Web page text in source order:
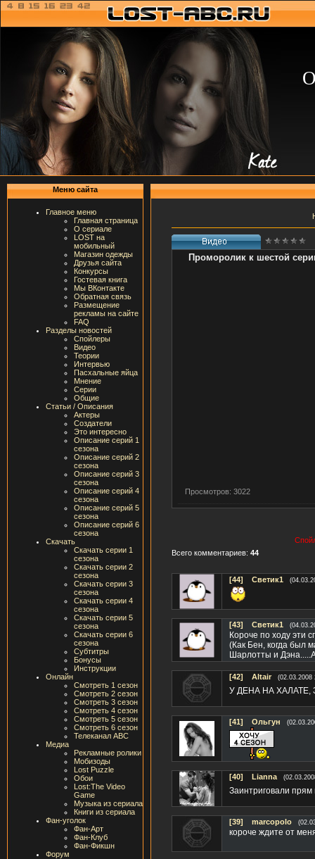
Меню сайта
Главное меню
Главная страница
О сериале
LOST на
мобильный
Магазин одежды
Друзья сайта
Конкурсы
Гостевая книга
Мы ВКонтакте
Обратная связь
Размещение
рекламы на сайте
FAQ
Разделы новостей
Спойлеры
Видео
Теории
Интервью
Пасхальные яйца
Мнение
Серии
Общие
Статьи / Описания
Актеры
Создатели
Это интересно
Описание серий 1
сезона
Описание серий 2
сезона
Описание серий 3
сезона
Описание серий 4
сезона
Описание серий 5
сезона
Описание серий 6
сезона
Скачать
Скачать серии 1
сезона
Скачать серии 2
сезона
Скачать серии 3
сезона
Скачать серии 4
сезона
Скачать серии 5
сезона
Скачать серии 6
сезона
Субтитры
Бонусы
Инструкции
Онлайн
Смотреть 1 сезон
Смотреть 2 сезон
Смотреть 3 сезон
Смотреть 4 сезон
Смотреть 5 сезон
Смотреть 6 сезон
Телеканал ABC
Медиа
Рекламные ролики
Мобизоды
Lost Puzzle
Обои
Lost:The Video
Game
Музыка из сериала
Книги из сериала
Фан-уголок
Фан-Арт
Фан-Клуб
Фан-Фикшн
Форум
Проморолик к шестой
Просмотров: 3022
Всего комментариев: 44
[44] Светик1
[43] Светик1
Короче по ходу эти
(Как Бен, когда был
Шарлотты и
[42] Altair (02.03.2008
У ДЕНА НА
[41] Ольгун
[40] Lianna
Заинтриговали
[39] marcopolo
короче ждите от